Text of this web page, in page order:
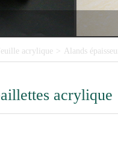
acrylique > Alands
acrylique